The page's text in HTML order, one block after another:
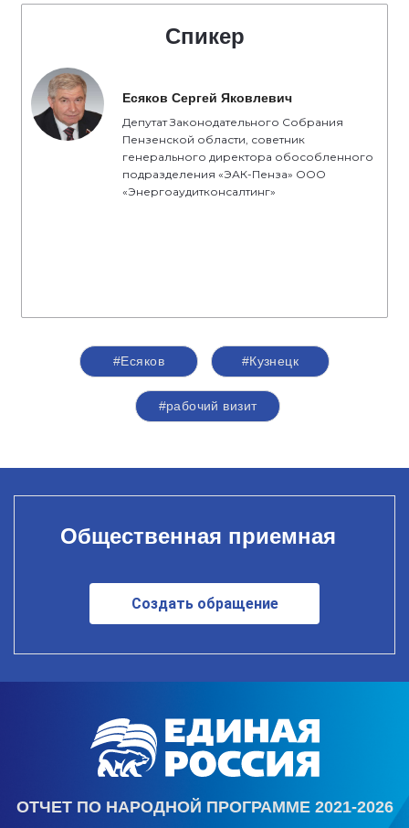
Спикер
Есяков Сергей Яковлевич
Депутат Законодательного Собрания
Пензенской области, советник
генерального директора обособленного
подразделения «ЭАК-Пенза» ООО
«Энергоаудитконсалтинг»
#Есяков #Кузнецк
#рабочий визит
Общественная приемная
Создать обращение
ОТЧЕТ ПО НАРОДНОЙ ПРОГРАММЕ 2021-2026